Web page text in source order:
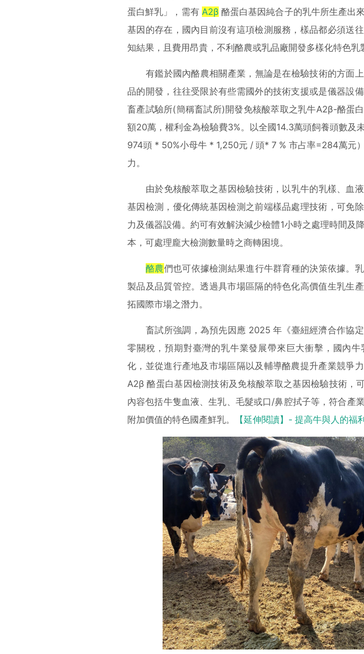
蛋白鮮乳」，需有 A2β 酪蛋白基因純合子的乳牛所生產出
基因的存在，國內目前沒有這項檢測服務，樣品都必須送
知結果，且費用昂貴，不利酪農或乳品廠開發多樣化特色乳
有鑑於國內酪農相關產業，無論是在檢驗技術的方面上
品的開發，往往受限於有些需國外的技術支援或是儀器設
畜產試驗所(簡稱畜試所)開發免核酸萃取之乳牛A2β-酪蛋
額20萬，權利金為檢驗費3%。以全國14.3萬頭飼養頭數及
974頭 * 50%小母牛 * 1,250元 / 頭* 7 % 市占率=284萬元
力。
由於免核酸萃取之基因檢驗技術，以乳牛的乳樣、血液
基因檢測，優化傳統基因檢測之前端樣品處理技術，可免
力及儀器設備。約可有效解決減少檢體1小時之處理時間及
本，可處理龐大檢測數量時之商轉困境。
酪農們也可依據檢測結果進行牛群育種的決策依據。
製品及品質管控。透過具市場區隔的特色化高價值生乳生
拓國際市場之潛力。
畜試所強調，為預先因應 2025 年《臺紐經濟合作協定
零關稅，預期對臺灣的乳牛業發展帶來巨大衝擊，國內
化，並從進行產地及市場區隔以及輔導酪農提升產業競爭
A2β 酪蛋白基因檢測技術及免核酸萃取之基因檢驗技術，
內容包括牛隻血液、生乳、毛髮或口/鼻腔拭子等，符合產
附加價值的特色國產鮮乳。
【延伸閱讀】- 提高牛與人的福